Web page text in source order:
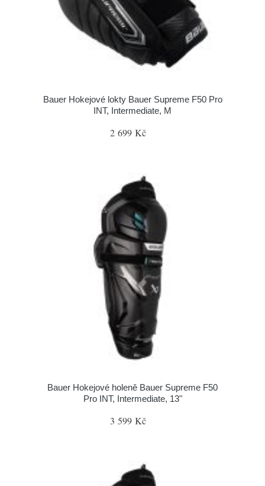
Bauer Hokejové lokty Bauer Supreme F50 Pro
INT, Intermediate, M
2 699 Kč
Bauer Hokejové holeně Bauer Supreme F50
Pro INT, Intermediate, 13"
3 599 Kč